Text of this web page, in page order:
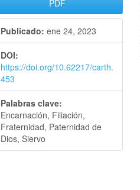
PDF
Publicado: ene 24, 2023
DOI:
https://doi.org/10.62217/carth.
453
Palabras clave:
Encarnación, Filiación,
Fraternidad, Paternidad de
Dios, Siervo